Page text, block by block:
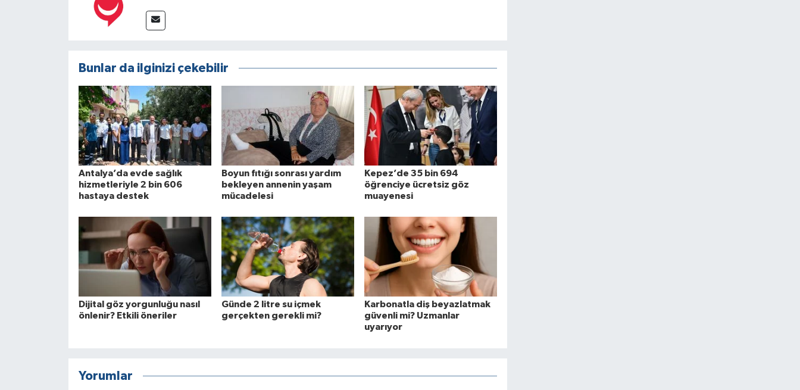
Bunlar da ilginizi çekebilir
Antalya’da evde sağlık
hizmetleriyle 2 bin 606
hastaya destek
Boyun fıtığı sonrası yardım
bekleyen annenin yaşam
mücadelesi
Kepez’de 35 bin 694
öğrenciye ücretsiz göz
muayenesi
Dijital göz yorgunluğu nasıl
önlenir? Etkili öneriler
Günde 2 litre su içmek
gerçekten gerekli mi?
Karbonatla diş beyazlatmak
güvenli mi? Uzmanlar
uyarıyor
Yorumlar